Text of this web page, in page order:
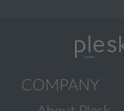
COMPANY